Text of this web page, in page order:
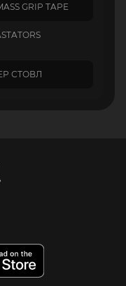
GRIP TAPE
СТОВЛ